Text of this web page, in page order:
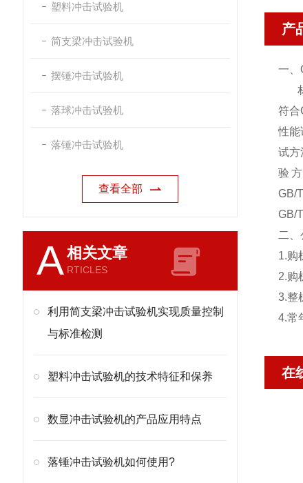
塑料冲击试验机
简支梁冲击试验机
摆锤冲击试验机
落球冲击试验机
落锤冲击试验机
查看全部
A相关文章
RTICLES
利用简支梁冲击试验机实现质量控制
与标准检测
塑料冲击试验机的技术特征和保养
数显冲击试验机的产品应用特点
落锤冲击试验机如何使用?
产
一、
材
符合
性能
试方
验
GB/
GB/
二、
1.购
2.购
3.整
4.常
在